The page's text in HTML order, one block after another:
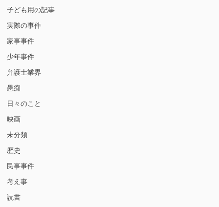
子ども用の記事
実際の事件
家事事件
少年事件
弁護士業界
愚痴
日々のこと
映画
未分類
歴史
民事事件
考え事
読書